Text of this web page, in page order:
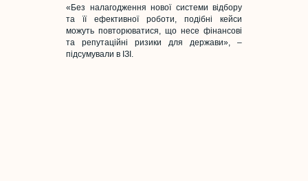
«Без налагодження нової системи відбору
та її ефективної роботи, подібні кейси
можуть повторюватися, що несе фінансові
та репутаційні ризики для держави», –
підсумували в ІЗІ.